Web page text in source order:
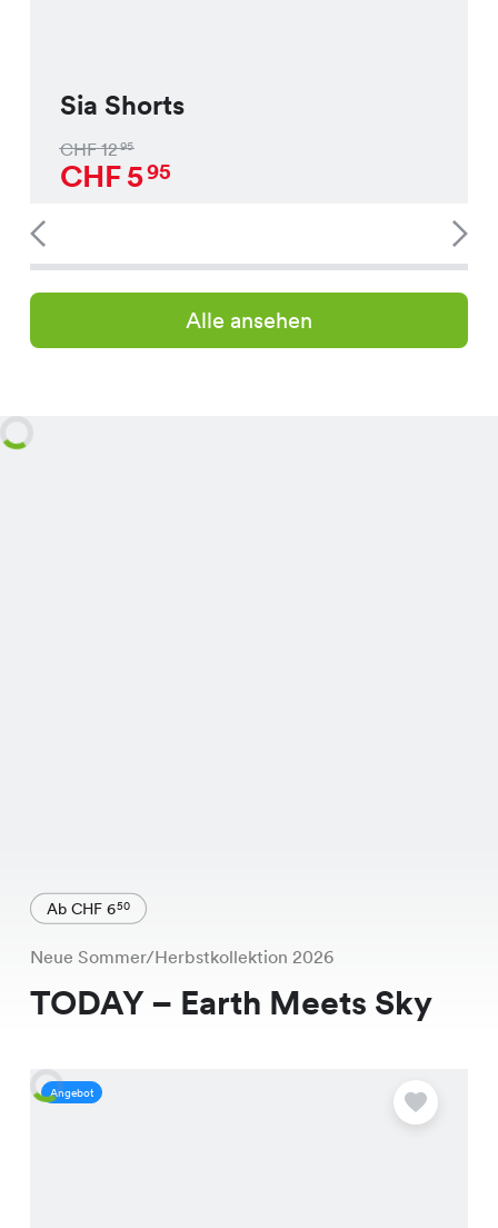
Sia Shorts
CHF1295
CHF595
Alle ansehen
Ab CHF 650
Neue Sommer/Herbstkollektion 2026
TODAY – Earth Meets Sky
Angebot